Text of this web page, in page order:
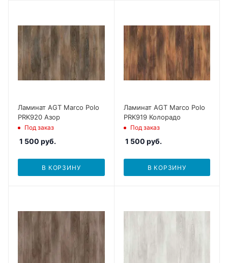
Ламинат AGT Marco Polo
PRK920 Азор
Под заказ
1 500 руб.
В КОРЗИНУ
Ламинат AGT Marco Polo
PRK919 Колорадо
Под заказ
1 500 руб.
В КОРЗИНУ